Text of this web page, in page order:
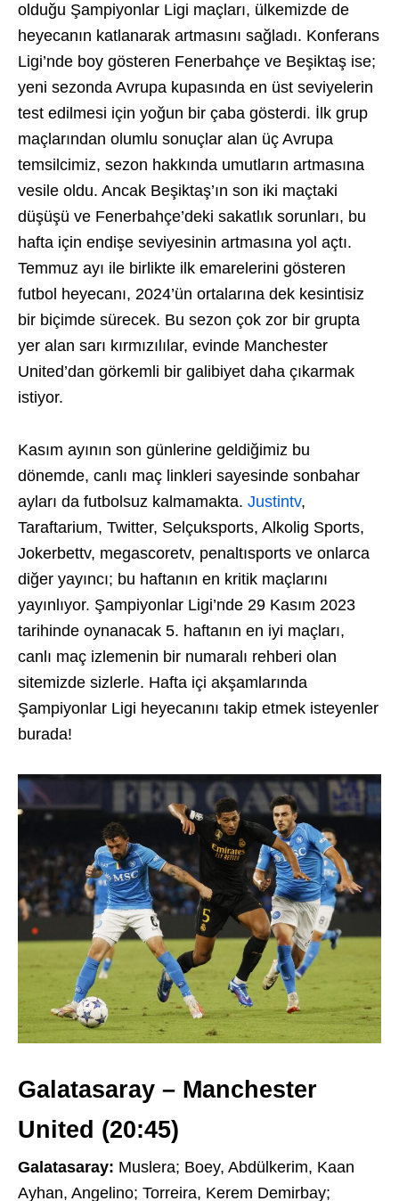
olduğu Şampiyonlar Ligi maçları, ülkemizde de
heyecanın katlanarak artmasını sağladı. Konferans
Ligi’nde boy gösteren Fenerbahçe ve Beşiktaş ise;
yeni sezonda Avrupa kupasında en üst seviyelerin
test edilmesi için yoğun bir çaba gösterdi. İlk grup
maçlarından olumlu sonuçlar alan üç Avrupa
temsilcimiz, sezon hakkında umutların artmasına
vesile oldu. Ancak Beşiktaş’ın son iki maçtaki
düşüşü ve Fenerbahçe’deki sakatlık sorunları, bu
hafta için endişe seviyesinin artmasına yol açtı.
Temmuz ayı ile birlikte ilk emarelerini gösteren
futbol heyecanı, 2024’ün ortalarına dek kesintisiz
bir biçimde sürecek. Bu sezon çok zor bir grupta
yer alan sarı kırmızılılar, evinde Manchester
United’dan görkemli bir galibiyet daha çıkarmak
istiyor.
Kasım ayının son günlerine geldiğimiz bu
dönemde, canlı maç linkleri sayesinde sonbahar
ayları da futbolsuz kalmamakta. Justintv,
Taraftarium, Twitter, Selçuksports, Alkolig Sports,
Jokerbettv, megascoretv, penaltısports ve onlarca
diğer yayıncı; bu haftanın en kritik maçlarını
yayınlıyor. Şampiyonlar Ligi’nde 29 Kasım 2023
tarihinde oynanacak 5. haftanın en iyi maçları,
canlı maç izlemenin bir numaralı rehberi olan
sitemizde sizlerle. Hafta içi akşamlarında
Şampiyonlar Ligi heyecanını takip etmek isteyenler
burada!
Galatasaray – Manchester
United (20:45)
Galatasaray: Muslera; Boey, Abdülkerim, Kaan
Ayhan, Angelino; Torreira, Kerem Demirbay;